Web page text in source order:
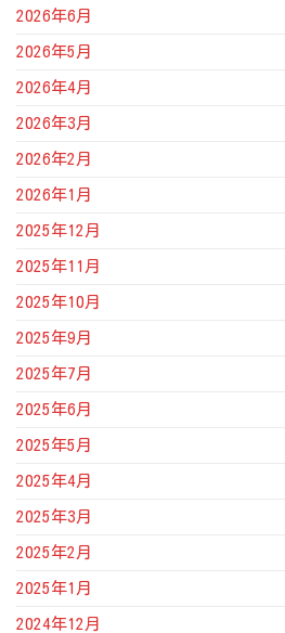
2026年6月
2026年5月
2026年4月
2026年3月
2026年2月
2026年1月
2025年12月
2025年11月
2025年10月
2025年9月
2025年7月
2025年6月
2025年5月
2025年4月
2025年3月
2025年2月
2025年1月
2024年12月